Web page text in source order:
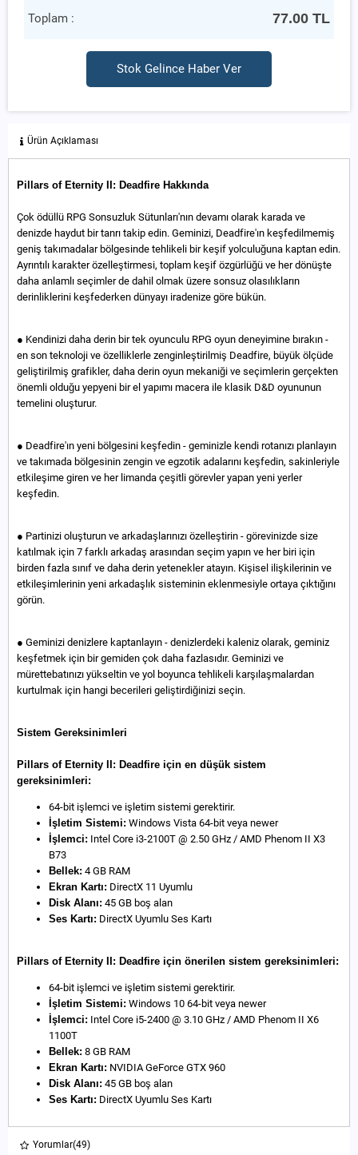
Toplam : 77.00 TL
Stok Gelince Haber Ver
Ürün Açıklaması
Pillars of Eternity II: Deadfire Hakkında
Çok ödüllü RPG Sonsuzluk Sütunları'nın devamı olarak karada ve
denizde haydut bir tanrı takip edin. Geminizi, Deadfire'ın keşfedilmemiş
geniş takımadalar bölgesinde tehlikeli bir keşif yolculuğuna kaptan edin.
Ayrıntılı karakter özelleştirmesi, toplam keşif özgürlüğü ve her dönüşte
daha anlamlı seçimler de dahil olmak üzere sonsuz olasılıkların
derinliklerini keşfederken dünyayı iradenize göre bükün.
● Kendinizi daha derin bir tek oyunculu RPG oyun deneyimine bırakın -
en son teknoloji ve özelliklerle zenginleştirilmiş Deadfire, büyük ölçüde
geliştirilmiş grafikler, daha derin oyun mekaniği ve seçimlerin gerçekten
önemli olduğu yepyeni bir el yapımı macera ile klasik D&D oyununun
temelini oluşturur.
● Deadfire'ın yeni bölgesini keşfedin - geminizle kendi rotanızı planlayın
ve takımada bölgesinin zengin ve egzotik adalarını keşfedin, sakinleriyle
etkileşime giren ve her limanda çeşitli görevler yapan yeni yerler
keşfedin.
● Partinizi oluşturun ve arkadaşlarınızı özelleştirin - görevinizde size
katılmak için 7 farklı arkadaş arasından seçim yapın ve her biri için
birden fazla sınıf ve daha derin yetenekler atayın. Kişisel ilişkilerinin ve
etkileşimlerinin yeni arkadaşlık sisteminin eklenmesiyle ortaya çıktığını
görün.
● Geminizi denizlere kaptanlayın - denizlerdeki kaleniz olarak, geminiz
keşfetmek için bir gemiden çok daha fazlasıdır. Geminizi ve
mürettebatınızı yükseltin ve yol boyunca tehlikeli karşılaşmalardan
kurtulmak için hangi becerileri geliştirdiğinizi seçin.
Sistem Gereksinimleri
Pillars of Eternity II: Deadfire için en düşük sistem
gereksinimleri:
64-bit işlemci ve işletim sistemi gerektirir.
İşletim Sistemi: Windows Vista 64-bit veya newer
İşlemci: Intel Core i3-2100T @ 2.50 GHz / AMD Phenom II X3
B73
Bellek: 4 GB RAM
Ekran Kartı: DirectX 11 Uyumlu
Disk Alanı: 45 GB boş alan
Ses Kartı: DirectX Uyumlu Ses Kartı
Pillars of Eternity II: Deadfire için önerilen sistem gereksinimleri:
64-bit işlemci ve işletim sistemi gerektirir.
İşletim Sistemi: Windows 10 64-bit veya newer
İşlemci: Intel Core i5-2400 @ 3.10 GHz / AMD Phenom II X6
1100T
Bellek: 8 GB RAM
Ekran Kartı: NVIDIA GeForce GTX 960
Disk Alanı: 45 GB boş alan
Ses Kartı: DirectX Uyumlu Ses Kartı
Yorumlar(49)